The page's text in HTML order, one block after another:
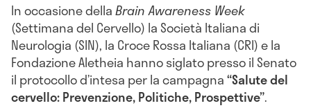
In occasione dellaBrain Awareness Week
(Settimana del Cervello) la Società Italiana di
Neurologia (SIN), la Croce Rossa Italiana (CRI) e la
Fondazione Aletheia hanno siglato presso il Senato
il protocollo d’intesa per la campagna“Salute del
cervello: Prevenzione, Politiche, Prospettive”.